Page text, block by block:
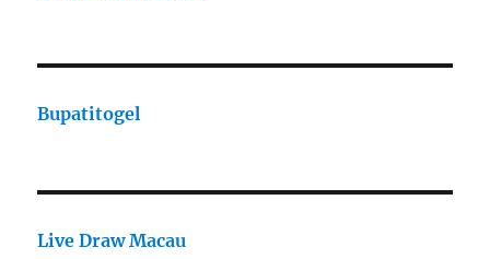
Bupatitogel
Live Draw Macau